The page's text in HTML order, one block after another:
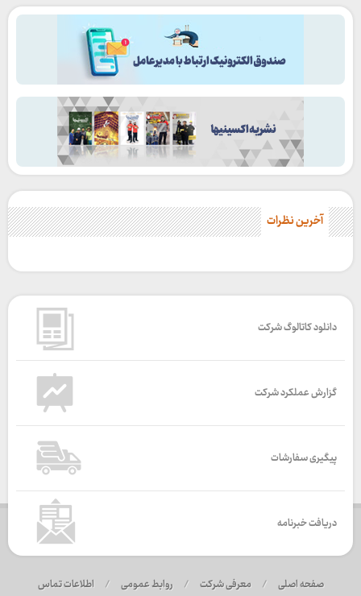
آخرین نظرات
دانلود کاتالوگ شرکت
گزارش عملکرد شرکت
پیگیری سفارشات
دریافت خبرنامه
صفحه اصلی / معرفی شرکت / روابط عمومی / اطلاعات تماس